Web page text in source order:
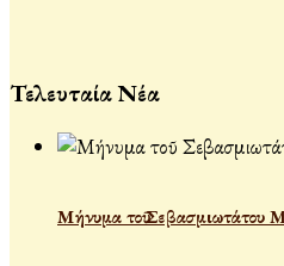
Τελευταία Νέα
Μήνυμα τοῦ Σεβασμιωτάτου